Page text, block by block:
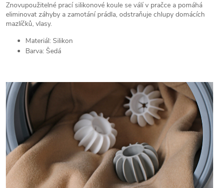
Znovupoužitelné prací silikonové koule se válí v pračce a pomáhá
eliminovat záhyby a zamotání prádla, odstraňuje chlupy domácích
mazlíčků, vlasy.
Materiál: Silikon
Barva: Šedá